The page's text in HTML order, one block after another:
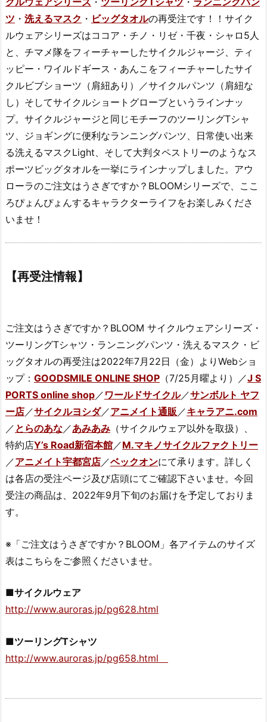
ツ ・ 洗えるマスク ・ ビッグタオルの再受注です！！サイク
ルウェアシリーズはココア・チノ・リゼ・千夜・シャロ5人
と、チマメ隊をフィーチャーしたサイクルジャージ、ティ
ッピー・ワイルドギース・あんこをフィーチャーしたサイ
クルビブショーツ（肩紐あり）／サイクルパンツ（肩紐な
し）そしてサイクルショートグローブというラインナッ
プ。サイクルジャージと同じモチーフのツーリングTシャ
ツ、ジョギングに便利なランニングパンツ、日常使い出来
る洗えるマスクLight、そして大判タペストリーのようなス
ポーツビッグタオルを一挙にラインナップしました。アウ
ローラのご注文はうさぎですか？BLOOMシリーズで、ここ
ろぴょんぴょんするキャラクターライフをお楽しみくださ
いませ！
【再受注情報】
ご注文はうさぎですか？BLOOM サイクルウェアシリーズ・
ツーリングTシャツ・ランニングパンツ・洗えるマスク・ビ
ッグタオルの再受注は2022年7月22日（金）よりWebショ
ップ： GOODSMILE ONLINE SHOP （7/25月曜より）／J S
PORTS online shop ／ ワールドサイクル／サンボルト ヤフ
ー店 ／サイクルヨシダ／アニメイト通販 ／キャラアニ.com
／ とらのあな ／あみあみ （サイクルウェア以外を取扱）、
特約店Y’s Road新宿本館 ／M.マキノサイクルファクトリー
／アニメイト宇都宮店 ／ベックオンにて承ります。詳しく
は各店の受注ページ及び店頭にてご確認下さいませ。今回
受注の商品は、2022年9月下旬のお届けを予定しておりま
す。
※「ご注文はうさぎですか？BLOOM」各アイテムのサイズ
表はこちらをご参照くださいませ。
■サイクルウェア
http://www.auroras.jp/pg628.html
■ツーリングTシャツ
http://www.auroras.jp/pg658.html